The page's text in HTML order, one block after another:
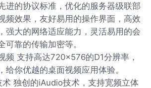
进的协议标准，优化的服务器级联部
频效果，友好易用的操作界面，高效
强大的网络适应能力，灵活易用的会
可靠的传输加密等。
频 支持高达720×576的D1分辨率，
给你优越的桌面视频应用体验。
独创的iAudio技术，支持宽频立体